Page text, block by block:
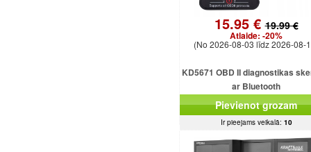
15.95 €19.99 €
Atlaide: -20%
(No 2026-08-03 līdz 2026-08-
KD5671 OBD II diagnostikas
ar Bluetooth
Pievienot grozam
Ir pieejams veikalā: 10